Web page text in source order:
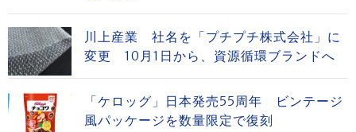
川上産業 社名を「プチプチ株式会社」に
変更 10月1日から、資源循環ブランドへ
「ケロッグ」日本発売55周年 ビンテージ
風パッケージを数量限定で復刻